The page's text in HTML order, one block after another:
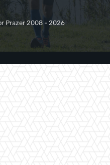
Prazer 2008 - 2026